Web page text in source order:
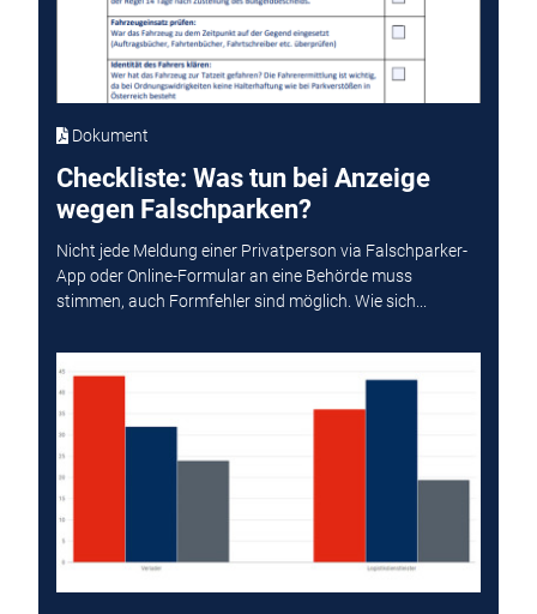
Dokument
Checkliste: Was tun bei Anzeige
wegen Falschparken?
Nicht jede Meldung einer Privatperson via Falschparker-
App oder Online-Formular an eine Behörde muss
stimmen, auch Formfehler sind möglich. Wie sich...